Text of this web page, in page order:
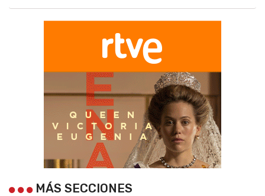
MÁS SECCIONES